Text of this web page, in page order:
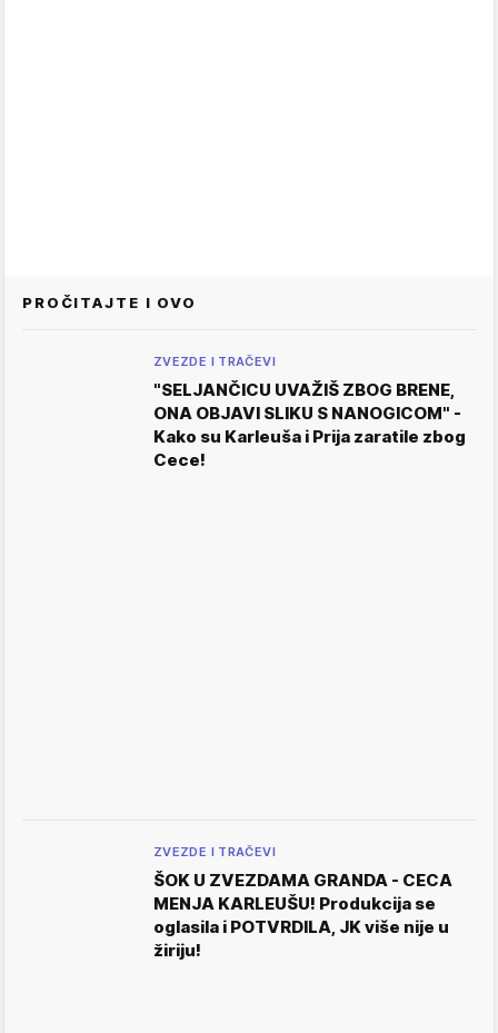
PROČITAJTE I OVO
ZVEZDE I TRAČEVI
"SELJANČICU UVAŽIŠ ZBOG BRENE,
ONA OBJAVI SLIKU S NANOGICOM" -
Kako su Karleuša i Prija zaratile zbog
Cece!
ZVEZDE I TRAČEVI
ŠOK U ZVEZDAMA GRANDA - CECA
MENJA KARLEUŠU! Produkcija se
oglasila i POTVRDILA, JK više nije u
žiriju!